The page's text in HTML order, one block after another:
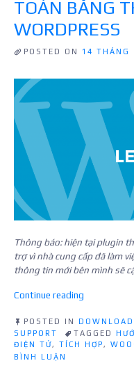
TOÁN BẰNG
WORDPRESS
POSTED ON 14 THÁNG
Thông báo: hiện tại plugin
trợ vì nhà cung cấp đã làm
thông tin mới bên mình sẽ
Continue reading
tích
hợp
thanh
POSTED IN
SUPPORT
TAGGED
ĐIỆN TỬ, TÍCH HỢP,
BÌNH LUẬN